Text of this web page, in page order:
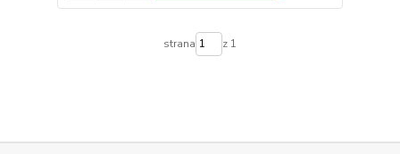
strana z 1